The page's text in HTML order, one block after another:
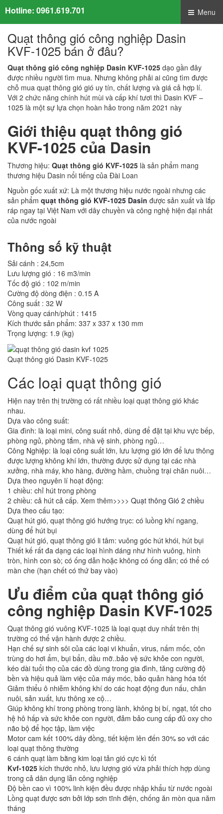
Hotline: 0961.619.701 Menu
Quạt thông gió công nghiệp Dasin
KVF-1025 bán ở đâu?
Quạt thông gió công nghiệp Dasin KVF-1025 dạo gần đây
được nhiều người tìm mua. Nhưng không phải ai cũng tìm được
chỗ mua quạt thông gió gió uy tín, chất lượng và giá cả hợp lí.
Với 2 chức năng chính hút mùi và cấp khí tươi thì Dasin KVF –
1025 là một sự lựa chọn hoàn hảo trong năm 2021 này
Giới thiệu quạt thông gió
KVF-1025 của Dasin
Thương hiệu: Quạt thông gió KVF-1025 là sản phẩm mang
thương hiệu Dasin nổi tiếng của Đài Loan
Nguồn gốc xuất xứ: Là một thương hiệu nước ngoài nhưng các
sản phẩm quạt thông gió KVF-1025 Dasin được sản xuất và lắp
ráp ngay tại Việt Nam với dây chuyền và công nghệ hiện đại nhất
của nước ngoài
Thông số kỹ thuật
Sải cánh : 24,5cm
Lưu lượng gió : 16 m3/min
Tốc độ gió : 102 m/min
Cường độ dòng điện : 0.15 A
Công suất : 32 W
Vòng quay cánh/phút : 1415
Kích thước sản phẩm: 337 x 337 x 130 mm
Trọng lượng: 1.9 (kg)
Quạt thông gió Dasin KVF-1025
Các loại quạt thông gió
Hiện nay trên thị trường có rất nhiều loại quạt thông gió khác
nhau.
Dựa vào công suất:
Gia đình: là loại mini, công suất nhỏ, dùng để đặt tại khu vực bếp,
phòng ngủ, phòng tắm, nhà vệ sinh, phòng ngủ…
Công Nghiệp: là loại công suất lớn, lưu lượng gió lớn để lưu thông
được lượng không khí lớn, thường được sử dụng tại các nhà
xưởng, nhà máy, kho hàng, đường hầm, chuồng trại chăn nuôi…
Dựa theo nguyên lí hoạt động:
1 chiều: chỉ hút trong phòng
2 chiều: cả hút cả cấp. Xem thêm>>>> Quạt thông Gió 2 chiều
Dựa theo cấu tạo:
Quạt hút gió, quạt thông gió hướng trục: có luồng khí ngang,
dùng để hút bụi
Quạt hút gió, quạt thông gió li tâm: vuông góc hút khói, hút bụi
Thiết kế rất đa dạng các loại hình dáng như hình vuông, hình
tròn, hình con sò; có ống dẫn hoặc không có ống dẫn; có thể có
màn che (hạn chết có thứ bay vào)
Ưu điểm của quạt thông gió
công nghiệp Dasin KVF-1025
Quạt thông gió vuông KVF-1025 là loại quạt duy nhất trên thị
trường có thể vận hành được 2 chiều.
Hạn chế sự sinh sôi của các loại vi khuẩn, virus, nấm mốc, côn
trùng do hơi ẩm, bụi bẩn, dầu mỡ..bảo vệ sức khỏe con người,
kéo dài tuổi thọ của các đồ dùng trong gia đình, tăng cường độ
bền và hiệu quả làm việc của máy móc, bảo quản hàng hóa tốt
Giảm thiểu ô nhiễm không khí do các hoạt động đun nấu, chăn
nuôi, sản xuất, lưu thông xe cộ…
Giúp không khí trong phòng trong lành, không bị bí, ngạt, tốt cho
hệ hô hấp và sức khỏe con người, đảm bảo cung cấp đủ oxy cho
não bộ để học tập, làm việc
Motor cam kết 100% dây đồng, tiết kiệm lên đến 30% so với các
loại quạt thông thường
6 cánh quạt làm bằng kim loại tản gió cực kì tốt
Kvf-1025 kích thước nhỏ, lưu lượng gió vừa phải thích hợp dùng
trong cả dân dụng lẫn công nghiệp
Độ bền cao vì 100% linh kiện đều được nhập khẩu từ nước ngoài
Lồng quạt được sơn bởi lớp sơn tĩnh điện, chống ăn mòn qua năm
tháng